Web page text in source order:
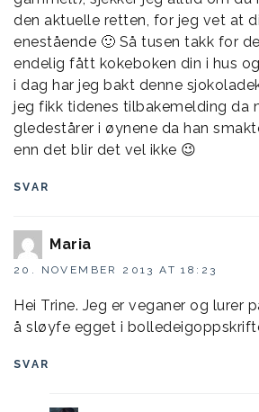
den aktuelle retten, for jeg vet at
enestående 🙂 Så tusen takk for
endelig fått kokeboken din i hus
i dag har jeg bakt denne
jeg fikk tidenes tilbakemelding da
gledestårer i øynene da han
enn det blir det vel ikke 😉
SVAR
Maria
20. NOVEMBER 2013 AT 18:23
Hei Trine. Jeg er veganer og lurer
å sløyfe egget i
SVAR